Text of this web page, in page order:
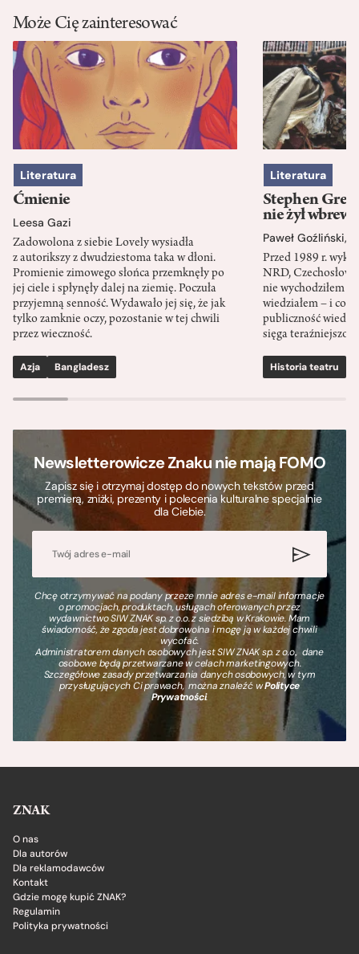
Może Cię zainteresować
Literatura
Ćmienie
Leesa Gazi
Zadowolona z siebie Lovely wysiadła
z autorikszy z dwudziestoma taka w dłoni.
Promienie zimowego słońca przemknęły po
jej ciele i spłynęły dalej na ziemię. Poczuła
przyjemną senność. Wydawało jej się, że jak
tylko zamknie oczy, pozostanie w tej chwili
przez wieczność.
Azja Bangladesz
Literatura
Stephen
nie żył wbrew
Paweł Goźliński,
Przed 1989 r.
NRD,
nie wychodziłem
wiedziałem – i co
publiczność
sięga
Historia teatru
Newsletterowicze Znaku nie mają FOMO
Zapisz się i otrzymaj dostęp do nowych tekstów przed
premierą, zniżki, prezenty i polecenia kulturalne specjalnie
dla Ciebie.
Chcę otrzymywać na podany przeze mnie adres e-mail informacje
o promocjach, produktach, usługach oferowanych przez
wydawnictwo SIW ZNAK sp. z o.o. z siedzibą w Krakowie. Mam
świadomość, że zgoda jest dobrowolna i mogę ją w każdej chwili
wycofać.
Administratorem danych osobowych jest SIW ZNAK sp. z o.o., dane
osobowe będą przetwarzane w celach marketingowych.
Szczegółowe zasady przetwarzania danych osobowych, w tym
przysługujących Ci prawach, można znaleźć wPolityce
Prywatności.
ZNAK
O nas
Dla autorów
Dla reklamodawców
Kontakt
Gdzie mogę kupić ZNAK?
Regulamin
Polityka prywatności